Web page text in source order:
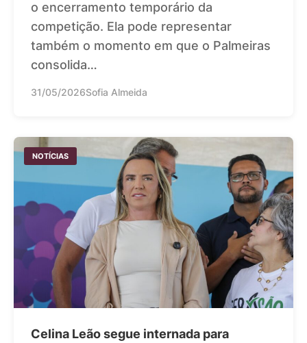
o encerramento temporário da
competição. Ela pode representar
também o momento em que o Palmeiras
consolida…
31/05/2026Sofia Almeida
NOTÍCIAS
Celina Leão segue internada para